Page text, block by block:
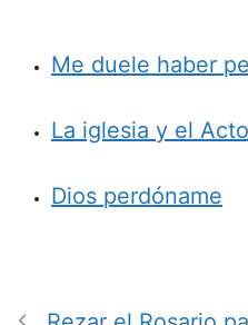
Me duele haber
La iglesia y el
Dios perdóname